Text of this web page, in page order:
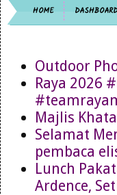
HOME DASHBOARD
Outdoor
Raya 2026
Majlis
Selamat
pembaca
Lunch
Ardence,